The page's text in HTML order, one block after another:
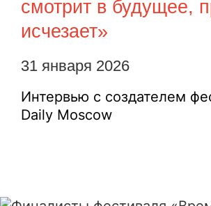
смотрит в будущее,
исчезает»
31 января 2026
Интервью с создателем
Daily Moscow